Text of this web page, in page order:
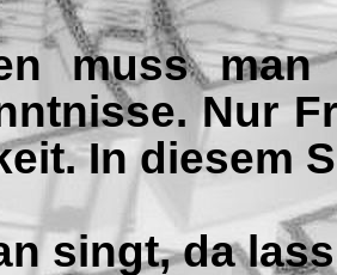
muss
Nur
In diesem
singt, da